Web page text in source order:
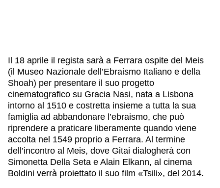
CALENDARIO & FESTIVITÀ
OGGETTI & SIMBOLI
IL CICLO DELLA VITA
#ITALIAEBRAICA
SHOAH
Il 18 aprile il regista sarà a Ferrara ospite del Meis
(il Museo Nazionale dell’Ebraismo Italiano e della
Shoah) per presentare il suo progetto
cinematografico su Gracia Nasi, nata a Lisbona
intorno al 1510 e costretta insieme a tutta la sua
famiglia ad abbandonare l’ebraismo, che può
riprendere a praticare liberamente quando viene
accolta nel 1549 proprio a Ferrara. Al termine
dell’incontro al Meis, dove Gitai dialogherà con
Simonetta Della Seta e Alain Elkann, al cinema
Boldini verrà proiettato il suo film «Tsili», del 2014.